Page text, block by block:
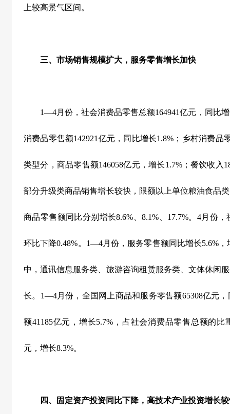
上较高景气区间。
三、市场销售规模扩大，服务零售增长加快
1—4月份，社会消费品零售总额164941亿元，同比
消费品零售额142921 亿元，同比增长1.8% ；乡村消费品
类型分，商品零售额146058亿元，增长1.7%；餐饮收入
部分升级类商品销售增长较快，限额以上单位粮油食品
商品零售额同比分别增长8.6% 、8.1% 17.7%。 4月份，
环比下降0.48%。 1—4月份，服务零售额同比增长5.6%
中，通讯信息服务类、旅游咨询租赁服务类、文体休闲
长。 1—4月份，全国网上商品和服务零售额65308亿元，
额41185亿元，增长5.7% ，占社会消费品零售总额的比
元，增长8.3%。
四、固定资产投资同比下降，高技术产业投资增长较